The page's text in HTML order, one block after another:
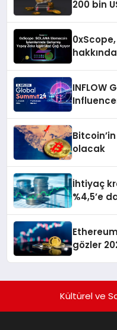
200 bin
INFLOW
olacak
İhtiyaç
%4,5’e
gözler
Kültürel ve